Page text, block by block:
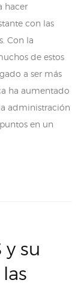
hacer
con las
Con la
de estos
a ser más
ha aumentado
administración
en un
y su